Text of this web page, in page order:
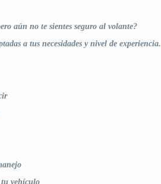
aún no te sientes seguro al volante?
a tus necesidades y nivel de experiencia.
tu vehículo